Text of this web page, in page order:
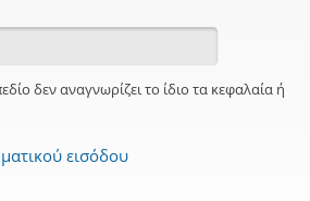
δεν αναγνωρίζει το ίδιο τα κεφαλαία ή
εισόδου